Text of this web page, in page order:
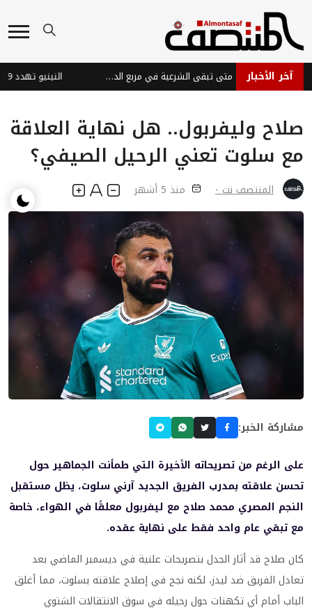
آخر الأخبار المعركة المؤجلة... إلى متى تبقى الشرعية في مربع الدفاع؟
صلاح وليفربول.. هل نهاية العلاقة
مع سلوت تعني الرحيل الصيفي؟
المنتصف نت - منذ 5 أشهر
مشاركة الخبر:
على الرغم من تصريحاته الأخيرة التي طمأنت الجماهير حول
تحسن علاقته بمدرب الفريق الجديد آرني سلوت، يظل مستقبل
النجم المصري محمد صلاح مع ليفربول معلقًا في الهواء، خاصة
مع تبقي عام واحد فقط على نهاية عقده.
كان صلاح قد أثار الجدل بتصريحات علنية في ديسمبر الماضي بعد
تعادل الفريق ضد ليدز، لكنه نجح في إصلاح علاقته بسلوت، مما أغلق
الباب أمام أي تكهنات حول رحيله في سوق الانتقالات الشتوي